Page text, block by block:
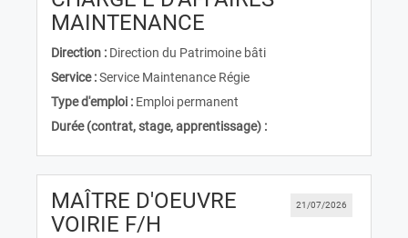
MAINTENANCE
Direction : Direction du Patrimoine bâti
Service :Service Maintenance Régie
Type d'emploi : Emploi permanent
Durée (contrat, stage, apprentissage) :
21/07/2026
MAÎTRE D'OEUVRE
VOIRIE F/H